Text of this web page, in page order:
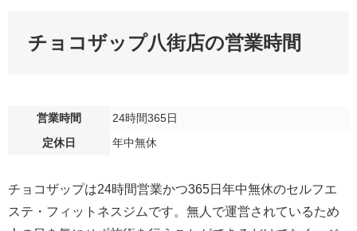
チョコザップ八街店の営業時間
営業時間
24時間365日
定休日
年中無休
チョコザップは24時間営業かつ365日年中無休のセルフエ
ステ・フィットネスジムです。無人で運営されているため